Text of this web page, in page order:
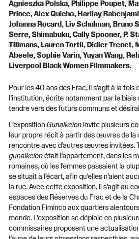
Agnieszka Polska, Philippe Poupet,
Prince, Alex Quicho, Harilay
Johanna Rocard, Liv Schulman, Bruno
Serre, Shimabuku, Cally Spooner, P.
Tillmans, Lauren Tortil, Didier Trenet,
Abeele, Sophie Varin, Yuyan Wang,
Liverpool Black Women Filmmakers.
Pour les 40 ans des Frac, il s’agit à la fois
l’institution, écrite notamment par le
tendre vers des futurs communs et
L’expositionGunaikeîoninvite plusieurs
leur propre récit à partir des œuvres de la
rencontre avec d’autres œuvres invitées.
gunaikeîonétait l’appartement, dans les
romaines, où les femmes passaient la
se situait à l’écart, afin qu’elles n’aient
la rue. Avec cette exposition, il s’agit au
espaces des Réserves du Frac et de la
Fondation Fiminco aux quartiers
monde. L’exposition se déploie en
commissaires proposent une